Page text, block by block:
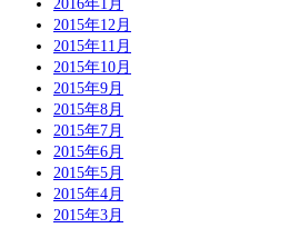
2016年1月
2015年12月
2015年11月
2015年10月
2015年9月
2015年8月
2015年7月
2015年6月
2015年5月
2015年4月
2015年3月